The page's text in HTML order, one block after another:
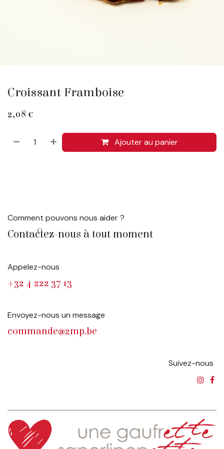
Croissant Framboise
2,08 €
Ajouter au panier
Comment pouvons nous aider ?
Contactez-nous à tout moment
Appelez-nous
+32 4 222 37 13
Envoyez-nous un message
commande@2mp.be
Suivez-nous